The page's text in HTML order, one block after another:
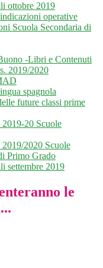
ottobre 2019
operative
Scuola Secondaria di
-Libri e Contenuti
2019/2020
spagnola
future classi prime
20 Scuole
2020 Scuole
Primo Grado
settembre 2019
le